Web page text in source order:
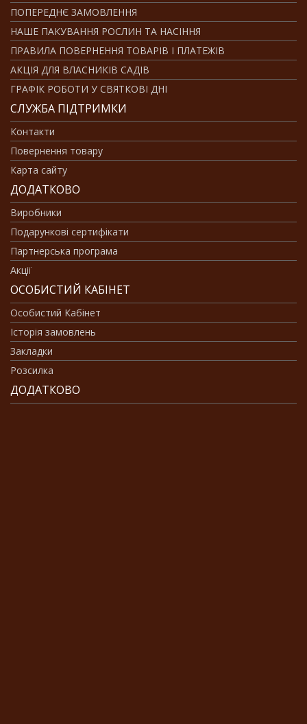
ПОПЕРЕДНЄ ЗАМОВЛЕННЯ
НАШЕ ПАКУВАННЯ РОСЛИН ТА НАСІННЯ
ПРАВИЛА ПОВЕРНЕННЯ ТОВАРІВ І ПЛАТЕЖІВ
АКЦІЯ ДЛЯ ВЛАСНИКІВ САДІВ
ГРАФІК РОБОТИ У СВЯТКОВІ ДНІ
СЛУЖБА ПІДТРИМКИ
Контакти
Повернення товару
Карта сайту
ДОДАТКОВО
Виробники
Подарункові сертифікати
Партнерська програма
Акції
ОСОБИСТИЙ КАБІНЕТ
Особистий Кабінет
Історія замовлень
Закладки
Розсилка
ДОДАТКОВО